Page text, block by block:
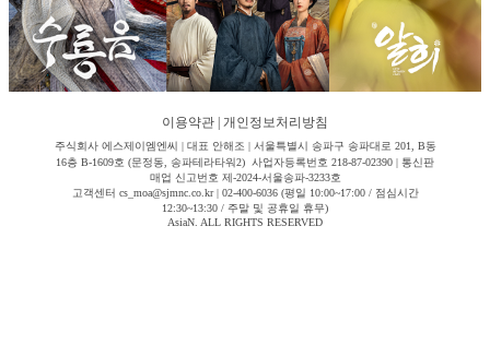
이용약관 개인정보처리방침
주식회사 에스제이엠엔씨 | 대표 안해조 | 서울특별시 송파구 송파대로 201, B동
16층 B-1609호 (문정동, 송파테라타워2) 사업자등록번호 218-87-02390 | 통신판
매업 신고번호 제-2024-서울송파-3233호
고객센터 cs_moa@sjmnc.co.kr | 02-400-6036 (평일 10:00~17:00 / 점심시간
12:30~13:30 / 주말 및 공휴일 휴무)
AsiaN. ALL RIGHTS RESERVED